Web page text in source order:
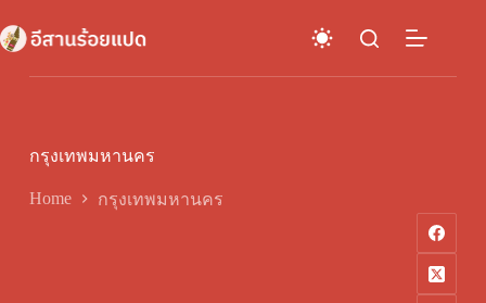
to
content
กรุงเทพมหานคร
Home กรุงเทพมหานคร